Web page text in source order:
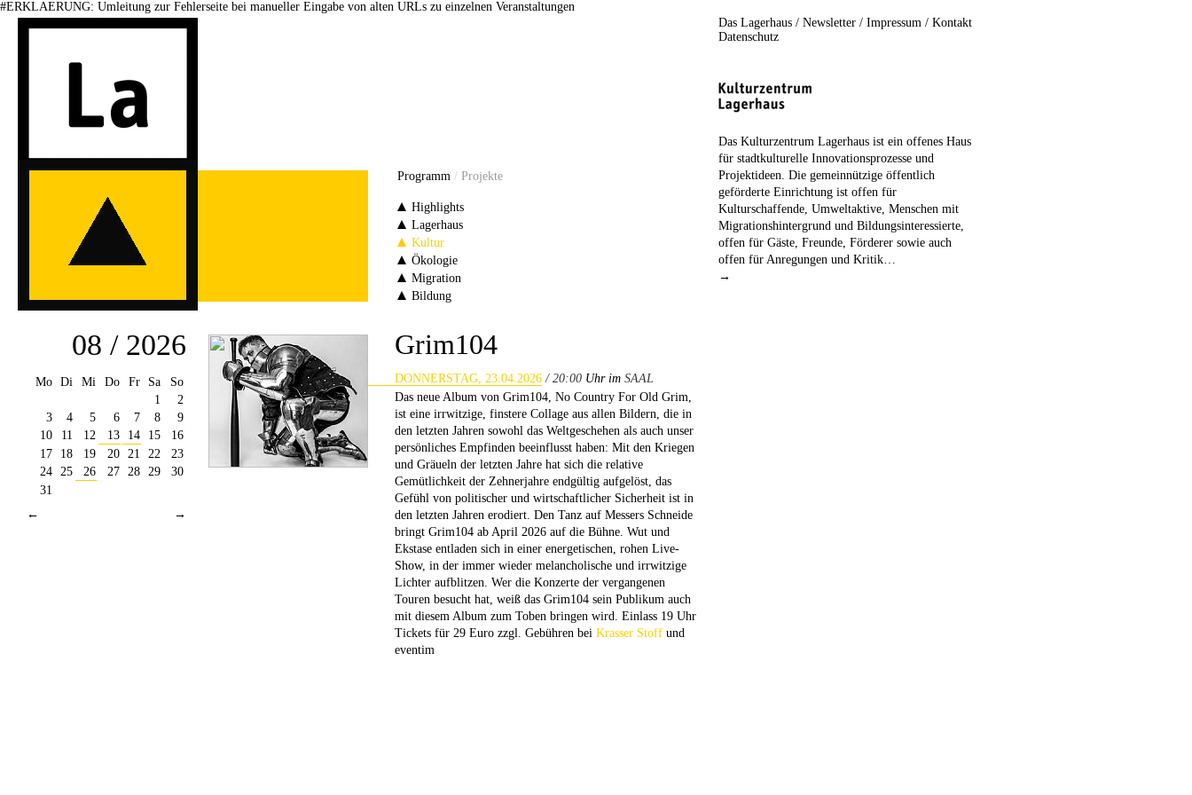
Das Lagerhaus / Newsletter / Impressum / Kontakt
Datenschutz
08 / 2026
Mo Di Mi Do Fr Sa
So
1
2
3
4 5 6 7 8
9
10
11 12 13 14 15
16
17
18 19 20 21 22
23
24 25 26 27 28 29
30
31
←
→
Programm / Projekte
Das Kulturzentrum Lagerhaus ist ein offenes Haus
für stadtkulturelle Innovationsprozesse und
Projektideen. Die gemeinnützige öffentlich
geförderte Einrichtung ist offen für
Kulturschaffende, Umweltaktive, Menschen mit
Migrationshintergrund und Bildungsinteressierte,
offen für Gäste, Freunde, Förderer sowie auch
offen für Anregungen und Kritik…
→
Highlights
Lagerhaus
Kultur
Ökologie
Migration
Bildung
#ERKLAERUNG: Umleitung zur Fehlerseite bei manueller Eingabe von alten URLs zu einzelnen Veranstaltungen
Grim104
DONNERSTAG, 23.04.2026 / 20:00 Uhr im SAAL
Das neue Album von Grim104, No Country For Old Grim,
ist eine irrwitzige, finstere Collage aus allen Bildern, die in
den letzten Jahren sowohl das Weltgeschehen als auch unser
persönliches Empfinden beeinflusst haben: Mit den Kriegen
und Gräueln der letzten Jahre hat sich die relative
Gemütlichkeit der Zehnerjahre endgültig aufgelöst, das
Gefühl von politischer und wirtschaftlicher Sicherheit ist in
den letzten Jahren erodiert. Den Tanz auf Messers Schneide
bringt Grim104 ab April 2026 auf die Bühne. Wut und
Ekstase entladen sich in einer energetischen, rohen Live-
Show, in der immer wieder melancholische und irrwitzige
Lichter aufblitzen. Wer die Konzerte der vergangenen
Touren besucht hat, weiß das Grim104 sein Publikum auch
mit diesem Album zum Toben bringen wird. Einlass 19 Uhr
Tickets für 29 Euro zzgl. Gebühren bei Krasser Stoff und
eventim